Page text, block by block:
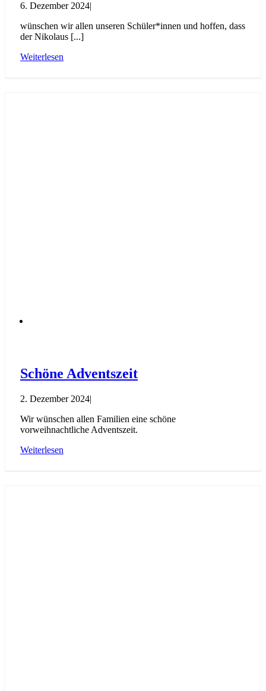
6. Dezember 2024|
wünschen wir allen unseren Schüler*innen und hoffen, dass
der Nikolaus [...]
Weiterlesen
Schöne Adventszeit
2. Dezember 2024|
Wir wünschen allen Familien eine schöne
vorweihnachtliche Adventszeit.
Weiterlesen